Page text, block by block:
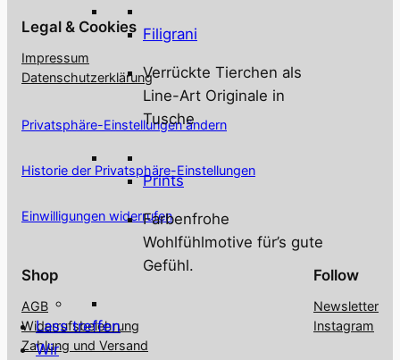
Filigrani
Verrückte Tierchen als
Line-Art Originale in
Tusche
Prints
Farbenfrohe
Wohlfühlmotive für’s gute
Gefühl.
Lass treffen
Wir
Legal & Cookies
Impressum
Datenschutzerklärung
Privatsphäre-Einstellungen ändern
Historie der Privatsphäre-Einstellungen
Einwilligungen widerrufen
Shop
AGB
Widerrufsbelehrung
Zahlung und Versand
Follow
Newsletter
Instagram